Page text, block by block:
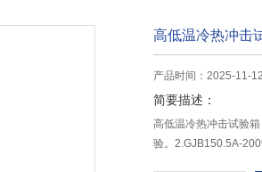
高低温冷热冲击
产品时间：2025-11-12
简要描述：
高低温冷热冲击试验
验。2.GJB150.5A-